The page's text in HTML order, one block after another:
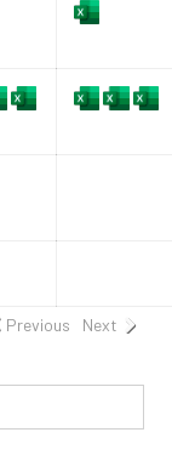
Previous Next